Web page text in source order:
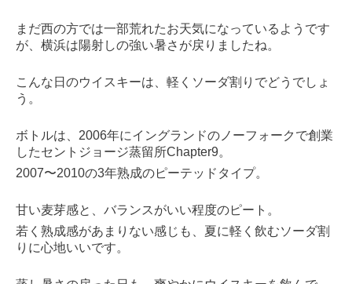
まだ西の方では一部荒れたお天気になっているようです
が、横浜は陽射しの強い暑さが戻りましたね。
こんな日のウイスキーは、軽くソーダ割りでどうでしょ
う。
ボトルは、2006年にイングランドのノーフォークで創業
したセントジョージ蒸留所Chapter9。
2007〜2010の3年熟成のピーテッドタイプ。
甘い麦芽感と、バランスがいい程度のピート。
若く熟成感があまりない感じも、夏に軽く飲むソーダ割
りに心地いいです。